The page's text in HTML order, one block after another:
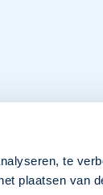
te
plaatsen van